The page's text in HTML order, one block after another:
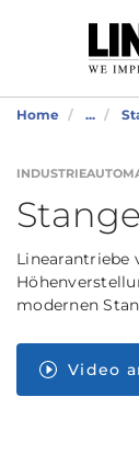
Home ...
Linearantriebe
modernen
Video